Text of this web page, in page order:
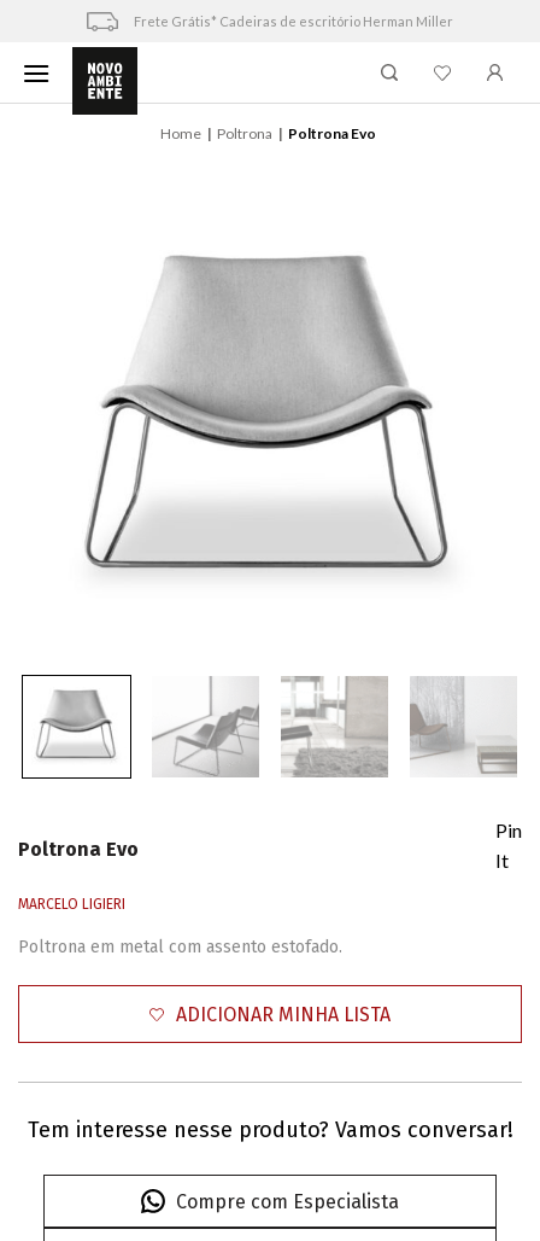
content
Frete Grátis* Cadeiras de escritório Herman Miller
Home Poltrona Poltrona Evo
Poltrona Evo
Pin
It
MARCELO LIGIERI
Poltrona em metal com assento estofado.
ADICIONAR MINHA LISTA
Tem interesse nesse produto? Vamos conversar!
Compre com Especialista